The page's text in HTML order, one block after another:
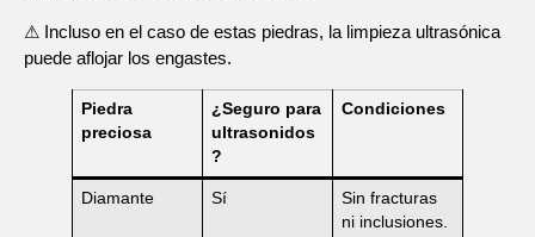
⚠ Incluso en el caso de estas piedras, la limpieza ultrasónica
puede aflojar los engastes.
Piedra
preciosa
¿Seguro para
ultrasonidos
?
Condiciones
Diamante Sí
Sin fracturas
ni inclusiones.